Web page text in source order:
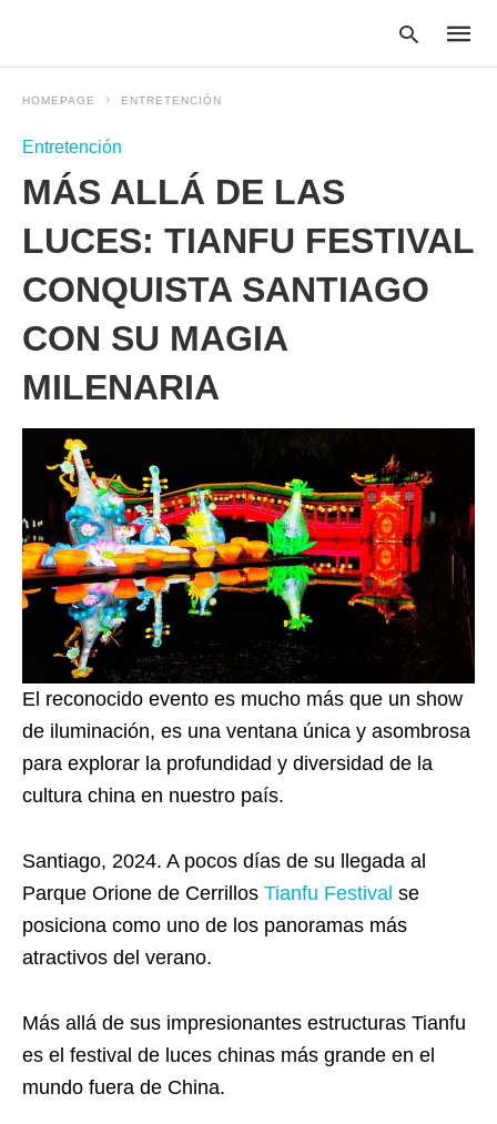
query
and
HOMEPAGE ENTRETENCIÓN
Entretención
MÁS ALLÁ DE LAS
LUCES: TIANFU FESTIVAL
CONQUISTA SANTIAGO
CON SU MAGIA
MILENARIA
El reconocido evento es mucho más que un show
de iluminación, es una ventana única y asombrosa
para explorar la profundidad y diversidad de la
cultura china en nuestro país.
Santiago, 2024. A pocos días de su llegada al
Parque Orione de Cerrillos Tianfu Festival se
posiciona como uno de los panoramas más
atractivos del verano.
Más allá de sus impresionantes estructuras Tianfu
es el festival de luces chinas más grande en el
mundo fuera de China.